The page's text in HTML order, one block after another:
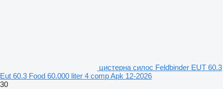
цистерна силос Feldbinder EUT 60.3
Eut 60.3 Food 60.000 liter 4 comp Apk 12-2026
30